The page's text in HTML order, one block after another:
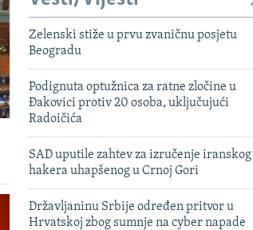
Zelenski stiže u prvu zvaničnu posjetu
Beogradu
Podignuta optužnica za ratne zločine u
Đakovici protiv 20 osoba, uključujući
Radoičića
SAD uputile zahtev za izručenje iranskog
hakera uhapšenog u Crnoj Gori
Državljaninu Srbije određen pritvor u
Hrvatskoj zbog sumnje na cyber napade